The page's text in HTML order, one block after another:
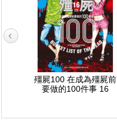
殭屍100 在成為殭屍前
要做的100件事 16